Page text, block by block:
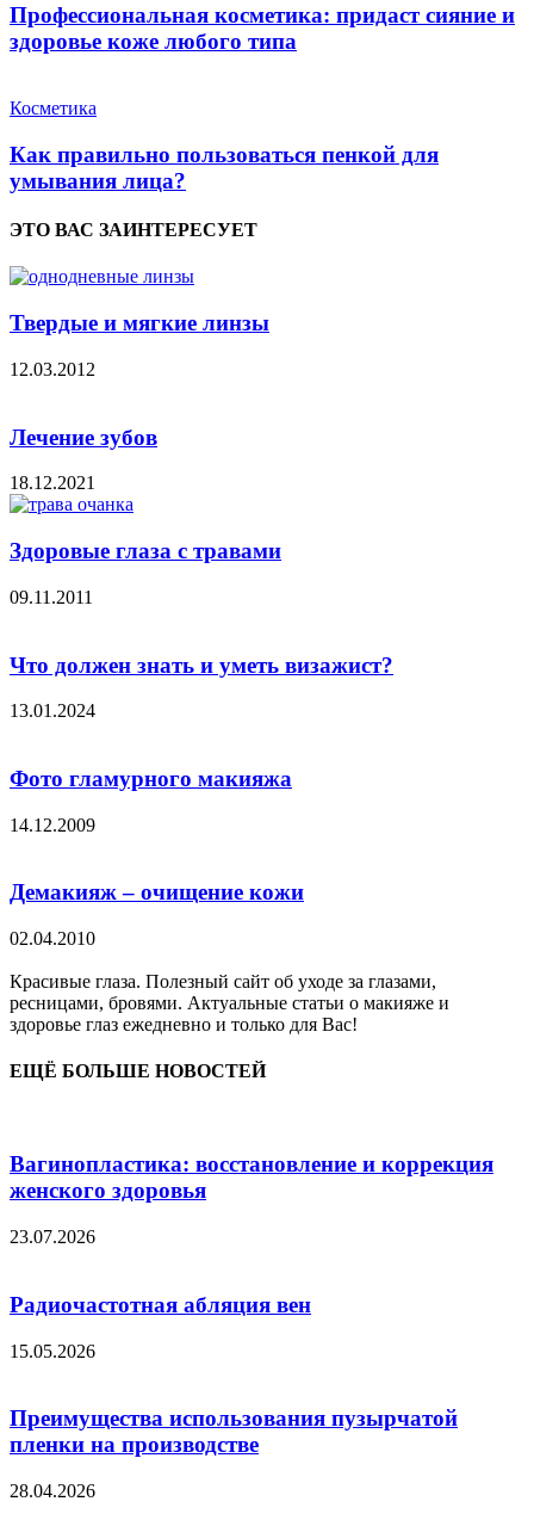
Профессиональная косметика: придаст сияние и
здоровье коже любого типа
Косметика
Как правильно пользоваться пенкой для
умывания лица?
ЭТО ВАС ЗАИНТЕРЕСУЕТ
Твердые и мягкие линзы
12.03.2012
Лечение зубов
18.12.2021
Здоровые глаза с травами
09.11.2011
Что должен знать и уметь визажист?
13.01.2024
Фото гламурного макияжа
14.12.2009
Демакияж – очищение кожи
02.04.2010
Красивые глаза. Полезный сайт об уходе за глазами,
ресницами, бровями. Актуальные статьи о макияже и
здоровье глаз ежедневно и только для Вас!
ЕЩЁ БОЛЬШЕ НОВОСТЕЙ
Вагинопластика: восстановление и коррекция
женского здоровья
23.07.2026
Радиочастотная абляция вен
15.05.2026
Преимущества использования пузырчатой
пленки на производстве
28.04.2026